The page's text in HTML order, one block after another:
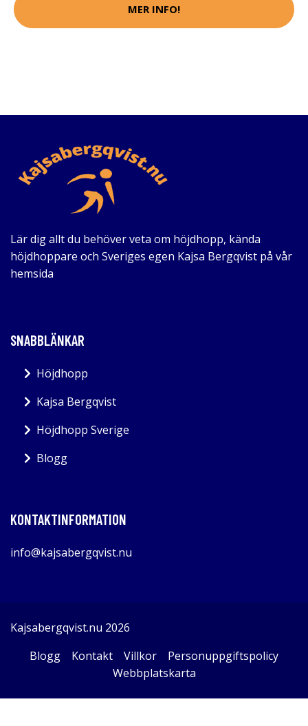
MER INFO!
Lär dig allt du behöver veta om höjdhopp, kända
höjdhoppare och Sveriges egen Kajsa Bergqvist på vår
hemsida
SNABBLÄNKAR
Höjdhopp
Kajsa Bergqvist
Höjdhopp Sverige
Blogg
KONTAKTINFORMATION
info@kajsabergqvist.nu
Kajsabergqvist.nu 2026
Blogg
Kontakt Villkor
Personuppgiftspolicy
Webbplatskarta